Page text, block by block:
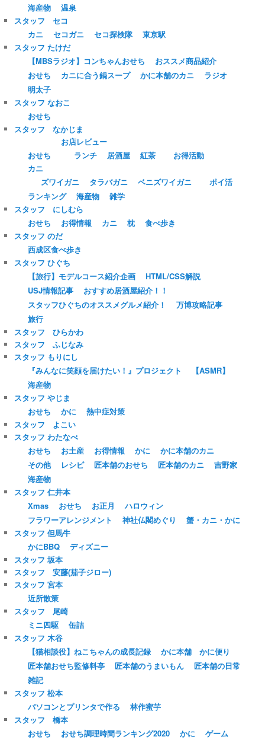
海産物
温泉
スタッフ セコ
カニ
セコガニ セコ探検隊
東京駅
スタッフ たけだ
【MBSラジオ】コンちゃんおせち
おススメ商品紹介
おせち
カニに合う鍋スープ かに本舗のカニ
ラジオ
明太子
スタッフ なおこ
おせち
スタッフ なかじま
おせち
お店レビュー
ランチ
居酒屋 紅茶
お得活動
カニ
ズワイガニ
タラバガニ ベニズワイガニ
ポイ活
ランキング
海産物
雑学
スタッフ にしむら
おせち
お得情報 カニ 枕
食べ歩き
スタッフ のだ
西成区食べ歩き
スタッフ ひぐち
【旅行】モデルコース紹介企画
HTML/CSS解説
USJ情報記事
おすすめ居酒屋紹介！！
スタッフひぐちのオススメグルメ紹介！
万博攻略記事
旅行
スタッフ ひらかわ
スタッフ ふじなみ
スタッフ もりにし
『みんなに笑顔を届けたい！』プロジェクト
【ASMR】
海産物
スタッフ やじま
おせち
かに
熱中症対策
スタッフ よこい
スタッフ わたなべ
おせち
お土産 お得情報 かに
かに本舗のカニ
その他
レシピ 匠本舗のおせち 匠本舗のカニ
吉野家
海産物
スタッフ 仁井本
Xmas
おせち お正月
ハロウィン
フラワーアレンジメント
神社仏閣めぐり
蟹・カニ・かに
スタッフ 但馬牛
かにBBQ
ディズニー
スタッフ 坂本
スタッフ 安藤(茄子ジロー)
スタッフ 宮本
近所散策
スタッフ 尾崎
ミニ四駆
缶詰
スタッフ 木谷
【猫相談役】ねこちゃんの成長記録
かに本舗 かに便り
匠本舗おせち監修料亭
匠本舗のうまいもん
匠本舗の日常
雑記
スタッフ 松本
パソコンとプリンタで作る
林作蜜芋
スタッフ 橋本
おせち
おせち調理時間ランキング2020 かに
ゲーム